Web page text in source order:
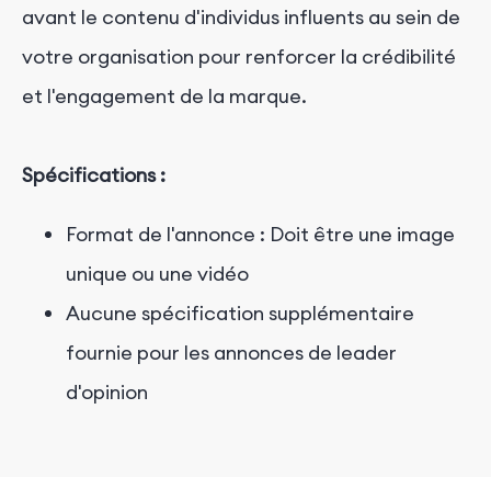
avant le contenu d'individus influents au sein de
votre organisation pour renforcer la crédibilité
et l'engagement de la marque.
Spécifications :
Format de l'annonce : Doit être une image
unique ou une vidéo
Aucune spécification supplémentaire
fournie pour les annonces de leader
d'opinion